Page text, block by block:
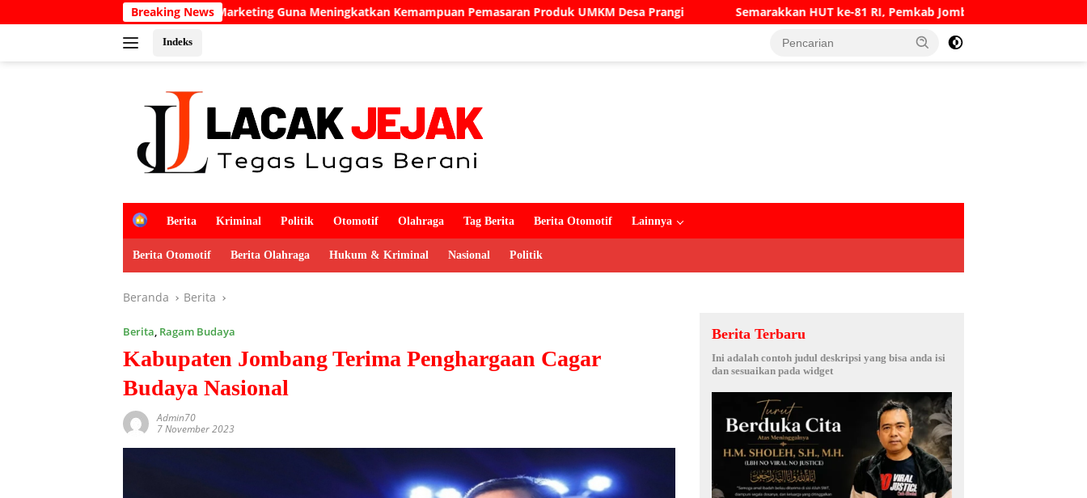
ke
Breaking News
Digital Marketing Guna Meningkatkan Kemampuan Pemasaran Produk UMKM Desa Prangi Semarakkan HUT ke-81 RI, Pemkab Jombang Gelar Porkab 2026 untuk Pererat
Indeks
H
m
e
Berita Kriminal Politik Otomotif Olahraga Tag Berita Berita Otomotif Lainnya
Berita Otomotif Berita Olahraga Hukum & Kriminal Nasional Politik
Beranda Berita
Berita, Ragam Budaya
Kabupaten Jombang Terima Penghargaan Cagar
Budaya Nasional
Admin70
7 November 2023
Berita Terbaru
Ini adalah contoh judul deskripsi yang bisa anda isi
dan sesuaikan pada widget